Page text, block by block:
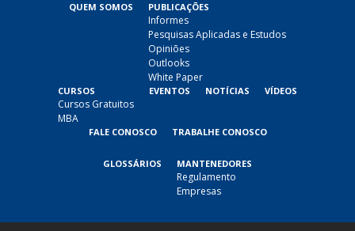
QUEM SOMOS PUBLICAÇÕES
Informes
Pesquisas Aplicadas e Estudos
Opiniões
Outlooks
White Paper
CURSOS
Cursos Gratuitos
MBA
EVENTOS NOTÍCIAS VÍDEOS
FALE CONOSCO TRABALHE CONOSCO
GLOSSÁRIOS MANTENEDORES
Regulamento
Empresas